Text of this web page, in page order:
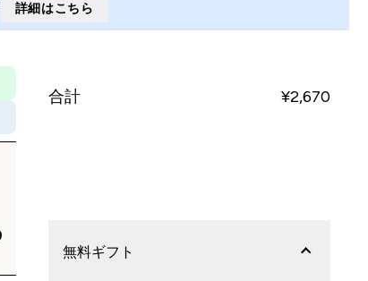
詳細はこちら
合計 ¥2,670‎
無料ギフト